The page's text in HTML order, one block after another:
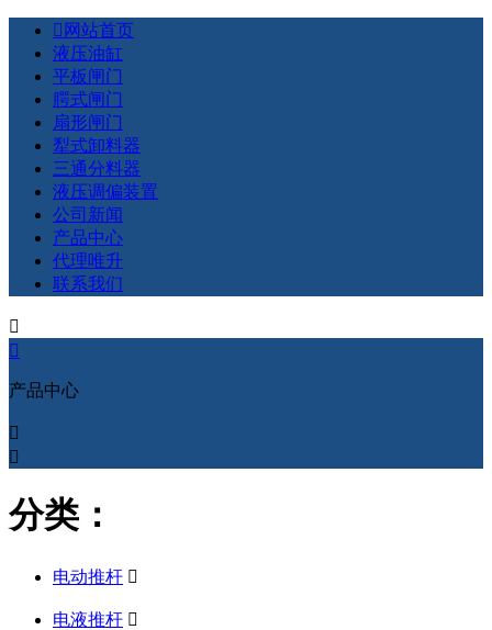
 网站首页
液压油缸
平板闸门
腭式闸门
扇形闸门
犁式卸料器
三通分料器
液压调偏装置
公司新闻
产品中心
代理唯升
联系我们


产品中心


分类：
电动推杆 
电液推杆 